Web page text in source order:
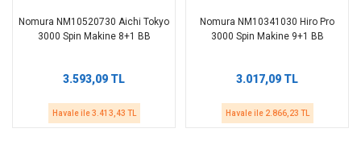
Nomura NM10520730 Aichi Tokyo
3000 Spin Makine 8+1 BB
3.593,09 TL
Havale ile 3.413,43 TL
Nomura NM10341030 Hiro Pro
3000 Spin Makine 9+1 BB
3.017,09 TL
Havale ile 2.866,23 TL